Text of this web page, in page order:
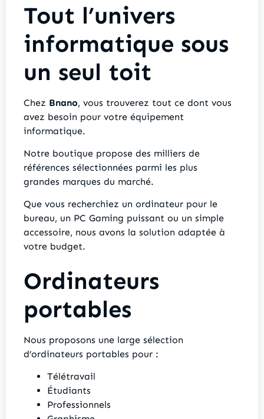
Tout l’univers
informatique sous
un seul toit
Chez Bnano, vous trouverez tout ce dont vous
avez besoin pour votre équipement
informatique.
Notre boutique propose des milliers de
références sélectionnées parmi les plus
grandes marques du marché.
Que vous recherchiez un ordinateur pour le
bureau, un PC Gaming puissant ou un simple
accessoire, nous avons la solution adaptée à
votre budget.
Ordinateurs
portables
Nous proposons une large sélection
d’ordinateurs portables pour :
Télétravail
Étudiants
Professionnels